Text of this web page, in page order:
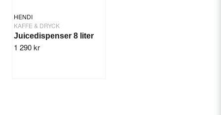
HENDI
KAFFE & DRYCK
Juicedispenser 8 liter
1 290 kr